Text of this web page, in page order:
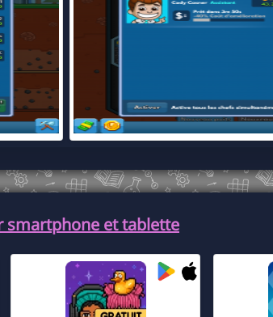
smartphone et tablette